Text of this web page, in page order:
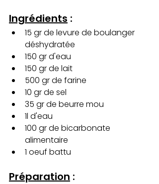
Ingrédients :
15 gr de levure de boulanger
déshydratée
150 gr d'eau
150 gr de lait
500 gr de farine
10 gr de sel
35 gr de beurre mou
1l d'eau
100 gr de bicarbonate
alimentaire
1 oeuf battu
Préparation :